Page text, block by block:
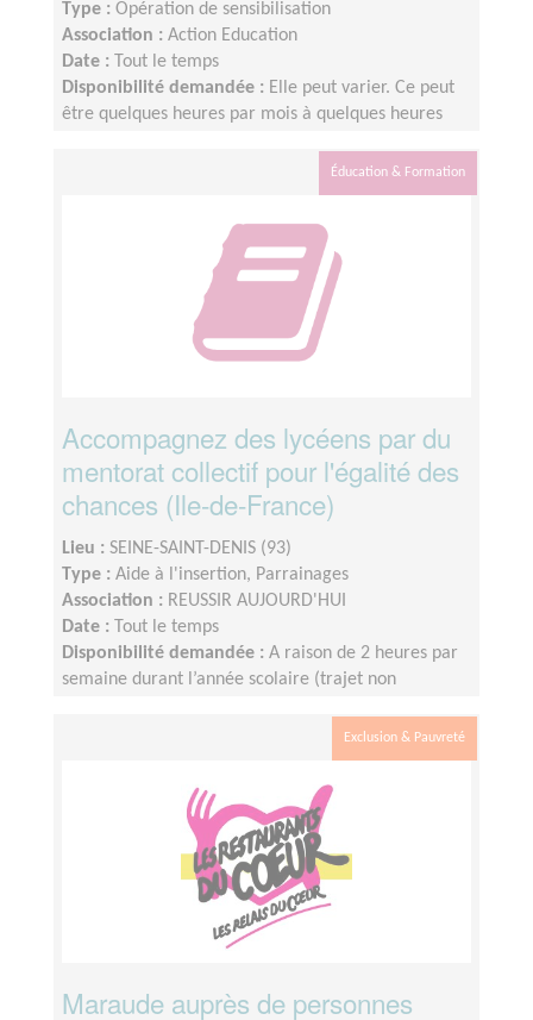
Type : Opération de sensibilisation
Association : Action Education
Date :
Tout le temps
Disponibilité demandée : Elle peut varier. Ce peut
être quelques heures par mois à quelques heures
Éducation & Formation
Accompagnez des lycéens par du
mentorat collectif pour l'égalité des
chances (Ile-de-France)
Lieu : SEINE-SAINT-DENIS (93)
Type : Aide à l'insertion, Parrainages
Association : REUSSIR AUJOURD'HUI
Date :
Tout le temps
Disponibilité demandée : A raison de 2 heures par
semaine durant l’année scolaire (trajet non
Nous fonctionnons sur le calendrier scolaire, vos
Exclusion & Pauvreté
Maraude auprès de personnes